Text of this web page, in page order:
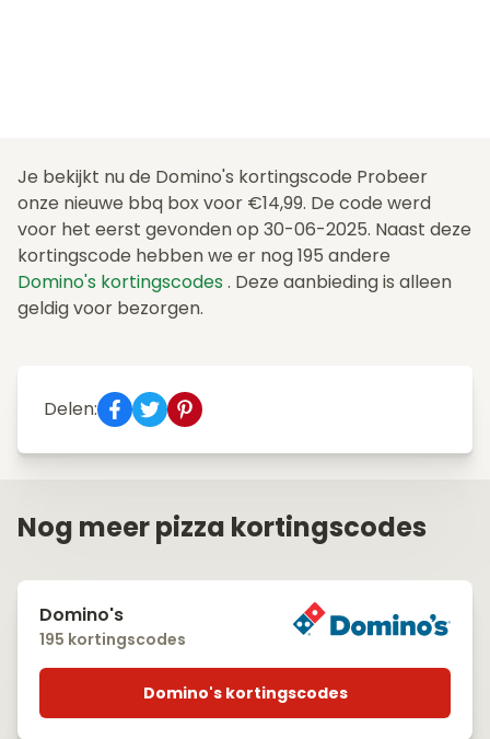
Je bekijkt nu de Domino's kortingscode Probeer
onze nieuwe bbq box voor €14,99. De code werd
voor het eerst gevonden op 30-06-2025. Naast deze
kortingscode hebben we er nog 195 andere
Domino's kortingscodes . Deze aanbieding is alleen
geldig voor bezorgen.
Delen:
Nog meer pizza kortingscodes
Domino's
195 kortingscodes
Domino's kortingscodes